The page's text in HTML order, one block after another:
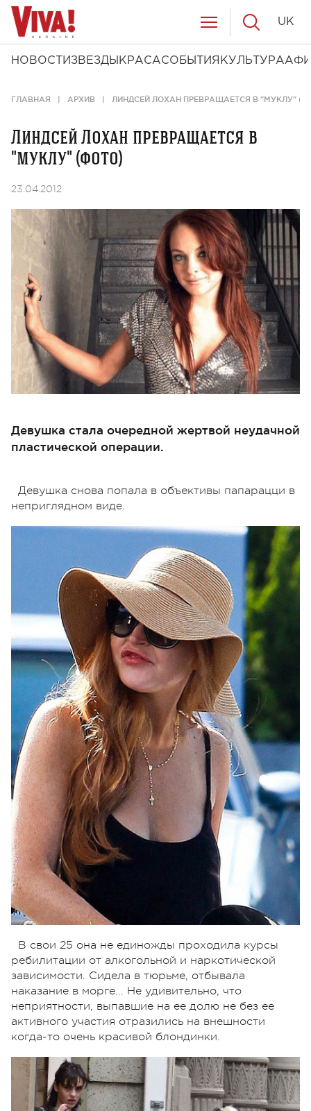
НОВОСТИ ЗВЕЗДЫ КРАСАСОБЫТИЯ КУЛЬТУРА
UK
ГЛАВНАЯ АРХИВ ЛИНДСЕЙ ЛОХАН ПРЕВРАЩАЕТСЯ В "МУКЛУ"
Линдсей Лохан превращается в
"муклу" (фото)
23.04.2012
Девушка стала очередной жертвой неудачной
пластической операции.
Девушка снова попала в объективы папарацци в
неприглядном виде.
В свои 25 она не единожды проходила курсы
ребилитации от алкогольной и наркотической
зависимости. Сидела в тюрьме, отбывала
наказание в морге... Не удивительно, что
неприятности, выпавшие на ее долю не без ее
активного участия отразились на внешности
когда-то очень красивой блондинки.